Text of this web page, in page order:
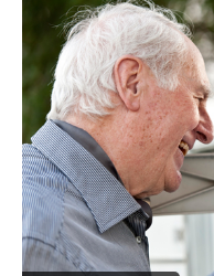
Über Uns
Inhalte in
Leichte Sprache
Suche